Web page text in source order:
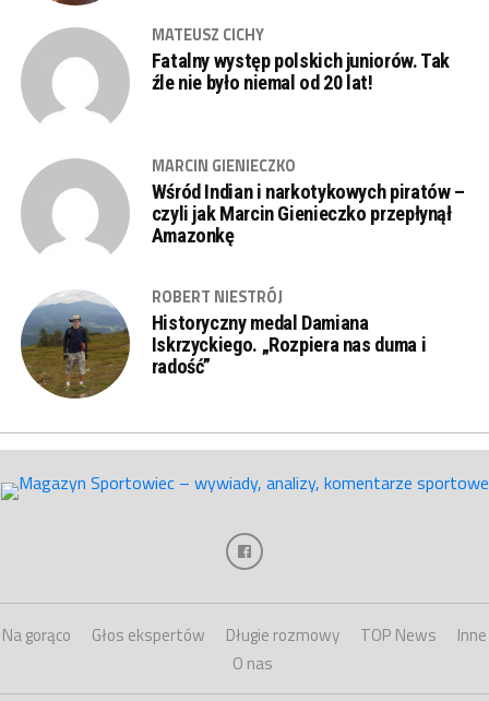
MATEUSZ CICHY
Fatalny występ polskich juniorów. Tak
źle nie było niemal od 20 lat!
MARCIN GIENIECZKO
Wśród Indian i narkotykowych piratów –
czyli jak Marcin Gienieczko przepłynął
Amazonkę
ROBERT NIESTRÓJ
Historyczny medal Damiana
Iskrzyckiego. „Rozpiera nas duma i
radość”
Na gorąco Głos ekspertów Długie rozmowy TOP News
Inne
O nas